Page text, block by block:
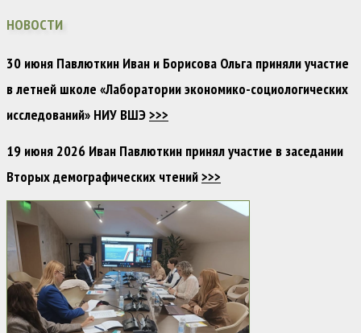
НОВОСТИ
30 июня Павлюткин Иван и Борисова Ольга приняли участие
в летней школе «Лаборатории экономико-социологических
исследований» НИУ ВШЭ>>>
19 июня 2026 Иван Павлюткин принял участие в заседании
Вторых демографических чтений>>>